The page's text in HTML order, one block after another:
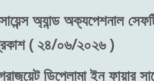
অ্যান্ড অক্যপেশনাল
( ২৪/০৬/২০২৬ )
ডিপ্লোমা ইন ফায়ার